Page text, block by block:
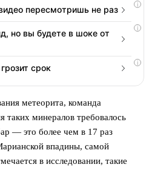
i
пересмотришь не раз
i
но вы будете в шоке от
i
срок
метеорита, команда
таких минералов требовалось
— это более чем в 17 раз
впадины, самой
в исследовании, такие